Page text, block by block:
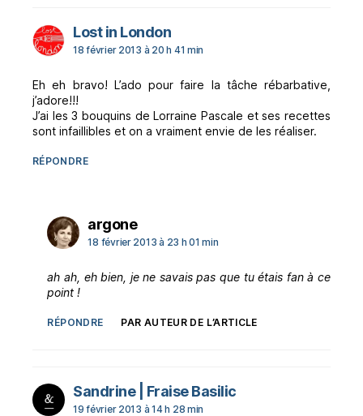
Lost in Londondit :
18 février 2013 à 20 h 41 min
Eh eh bravo! L’ado pour faire la tâche rébarbative,
j’adore!!!
J’ai les 3 bouquins de Lorraine Pascale et ses recettes
sont infaillibles et on a vraiment envie de les réaliser.
RÉPONDRE
argonedit :
18 février 2013 à 23 h 01 min
ah ah, eh bien, je ne savais pas que tu étais fan à ce
point !
RÉPONDRE PAR AUTEUR DE L’ARTICLE
Sandrine | Fraise Basilicdit :
19 février 2013 à 14 h 28 min